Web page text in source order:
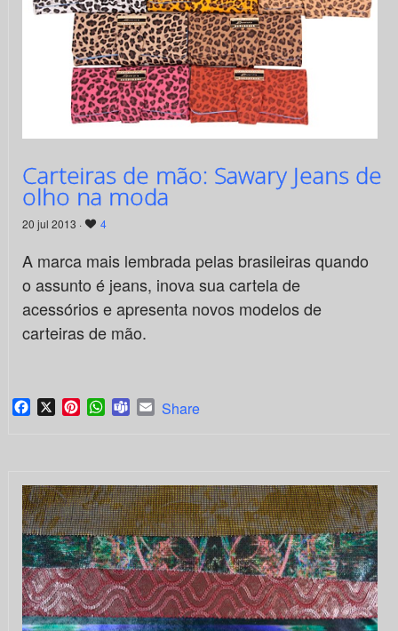
Carteiras de mão: Sawary Jeans de
olho na moda
20 jul 2013 · 4
A marca mais lembrada pelas brasileiras quando
o assunto é jeans, inova sua cartela de
acessórios e apresenta novos modelos de
carteiras de mão.
Facebook
X PinterestWhatsApp
TeamsEmail
Share